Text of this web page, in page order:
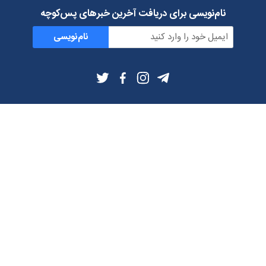
نام‌نویسی برای دریافت آخرین خبرهای پس‌کوچه
نام‌نویسی